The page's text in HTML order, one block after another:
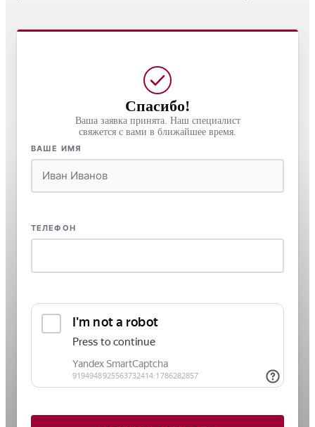
Спасибо!
Ваша заявка принята. Наш специалист
свяжется с вами в ближайшее время.
ВАШЕ ИМЯ
ТЕЛЕФОН